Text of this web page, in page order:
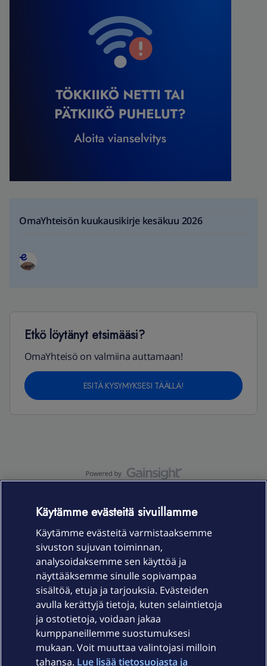
OmaYhteisön kuukausikirje kesäkuu 2026
Etkö löytänyt etsimääsi?
OmaYhteisö on valmiina auttamaan!
ESITÄ KYSYMYKSESI TÄÄLLÄ!
Laitteet & liittymät
Palvelut
Käytämme evästeitä sivuillamme
Käytämme evästeitä varmistaaksemme
sivuston sujuvan toiminnan,
analysoidaksemme sen käyttöä ja
näyttääksemme sinulle sopivampaa
sisältöä, etuja ja tarjouksia. Evästeiden
avulla kerättyjä tietoja, kuten selaintietoja
ja ostotietoja, voidaan jakaa
kumppaneillemme suostumuksesi
mukaan. Voit muuttaa valintojasi milloin
tahansa. Lue lisää tietosuojasta ja